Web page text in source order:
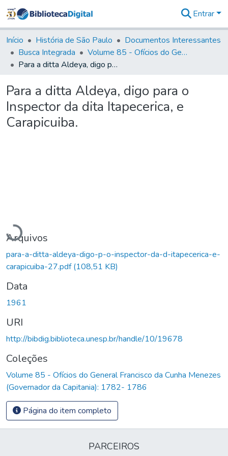
&
Coleções
Tudo na
Biblioteca
Estatísticas
Entrar
Início História de São Paulo
Documentos Interessantes
Busca Integrada
Volume 85 - Ofícios do General Francisco da Cunha Menezes (Governador da Capitania): 1782- 1786
Para a ditta Aldeya, digo para o Inspector da dita Itapecerica, e Carapicuiba.
Para a ditta Aldeya, digo para o
Inspector da dita Itapecerica, e
Carapicuiba.
Arquivos
para-a-ditta-aldeya-digo-p-o-inspector-da-d-itapecerica-e-
carapicuiba-27.pdf(108,51 KB)
Data
1961
URI
http://bibdig.biblioteca.unesp.br/handle/10/19678
Coleções
Volume 85 - Ofícios do General Francisco da Cunha Menezes
(Governador da Capitania): 1782- 1786
Página do item completo
PARCEIROS